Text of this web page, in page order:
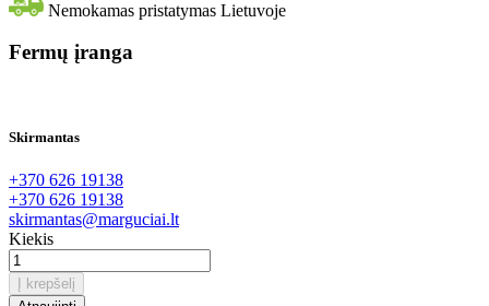
Nemokamas pristatymas Lietuvoje
Fermų įranga
Skirmantas
+370 626 19138
+370 626 19138
skirmantas@marguciai.lt
Kiekis
Į krepšelį